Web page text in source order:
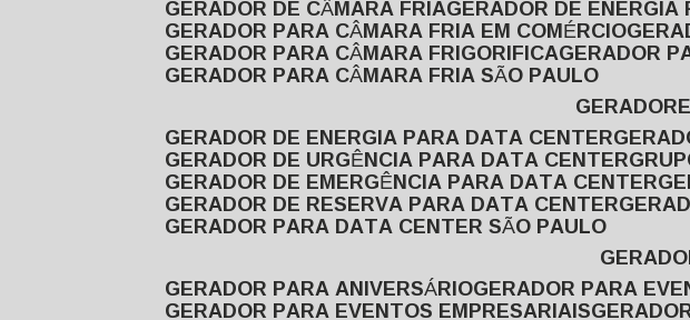
GERADOR DE CÂMARA FRIA GERADOR DE
GERADOR PARA CÂMARA FRIA EM COMÉRCIO
GERADOR PARA CÂMARA FRIGORIFICA GERADOR
GERADOR PARA CÂMARA FRIA SÃO PAULO
GERADOR DE ENERGIA PARA DATA CENTER
GERADOR DE URGÊNCIA PARA DATA CENTER
GERADOR DE EMERGÊNCIA PARA DATA CENTER
GERADOR DE RESERVA PARA DATA CENTER
GERADOR PARA DATA CENTER SÃO PAULO
GERADOR PARA ANIVERSÁRIO GERADOR PARA
GERADOR PARA EVENTOS EMPRESARIAIS